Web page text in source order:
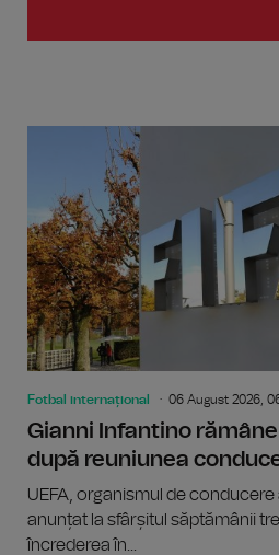
Fotbal internațional 06 August 2026,
Gianni Infantino
după reuniunea
UEFA, organismul de
anunțat la sfârșitul săptămânii
încrederea în...